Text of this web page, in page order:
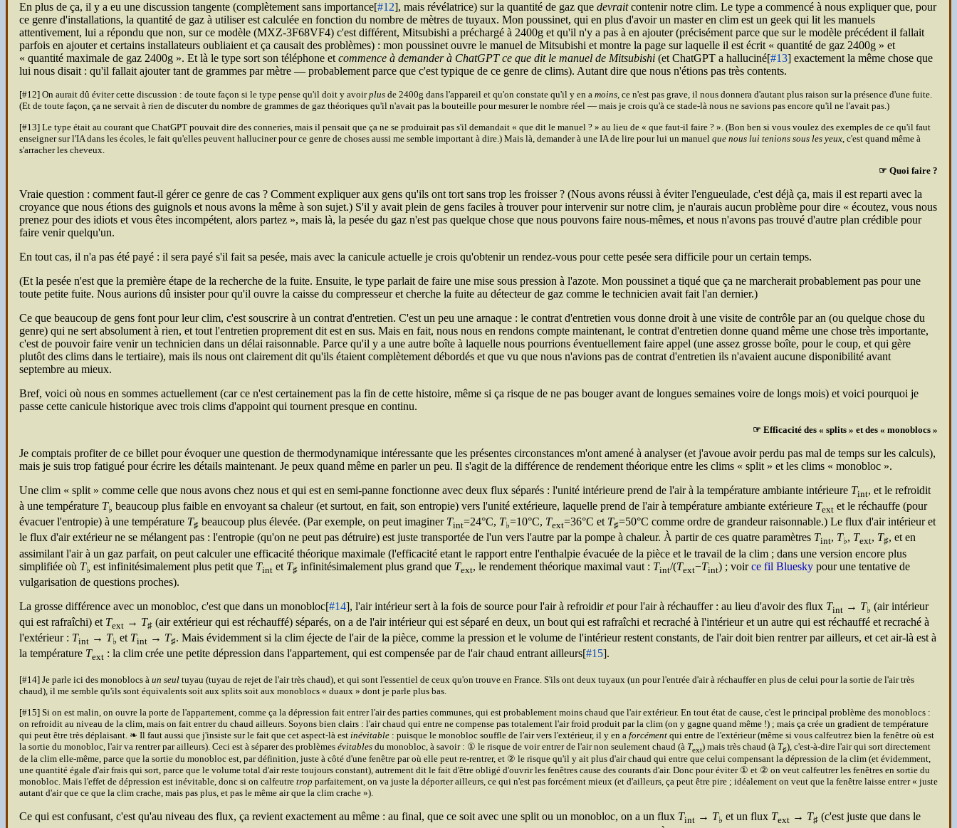
En plus de ça, il y a eu une discussion tangente (complètement sans importance[#12], mais révélatrice) sur la quantité de gaz que devraitcontenir notre clim. Le type a commencé à nous expliquer que, pour
ce genre d'installations, la quantité de gaz à utiliser est calculée en fonction du nombre de mètres de tuyaux. Mon poussinet, qui en plus d'avoir un master en clim est un geek qui lit les manuels
attentivement, lui a répondu que non, sur ce modèle (MXZ-3F68VF4) c'est différent, Mitsubishi a préchargé à 2400g et qu'il n'y a pas à en ajouter (précisément parce que sur le modèle précédent il fallait
parfois en ajouter et certains installateurs oubliaient et ça causait des problèmes) : mon poussinet ouvre le manuel de Mitsubishi et montre la page sur laquelle il est écrit
quantité de gaz 2400g
et
quantité maximale de gaz 2400g
. Et là le type sort son téléphone et commence à demander à ChatGPTce que dit le manuel de Mitsubishi (et ChatGPT a halluciné[#13] exactement la même chose que
lui nous disait : qu'il fallait ajouter tant de grammes par mètre — probablement parce que c'est typique de ce genre de clims). Autant dire que nous n'étions pas très contents.
[#12] On aurait dû éviter cette discussion : de toute façon si le type pense qu'il doit y avoirplus de 2400g dans l'appareil et qu'on constate qu'il y en a moins, ce n'est pas grave, il nous donnera d'autant plus raison sur la présence d'une fuite.
(Et de toute façon, ça ne servait à rien de discuter du nombre de grammes de gaz théoriques qu'il n'avait pas la bouteille pour mesurer le nombre réel — mais je crois qu'à ce stade-là nous ne savions pas encore qu'il ne l'avait pas.)
[#13] Le type était au courant que ChatGPT pouvait dire des conneries, mais il pensait que ça ne se produirait pas s'il demandait que dit le manuel ? au lieu de que faut-il faire ?
. (Bon ben si vous voulez des exemples de ce qu'il faut
enseigner sur l'IA dans les écoles, le fait qu'elles peuvent halluciner pour ce genre de choses aussi me semble important à dire.) Mais là, demander à une IA de lire pour lui un manuel que nous lui tenions sous les yeux , c'est quand même à
s'arracher les cheveux.
☞ Quoi faire ?
Vraie question : comment faut-il gérer ce genre de cas ? Comment expliquer aux gens qu'ils ont tort sans trop les froisser ? (Nous avons réussi à éviter l'engueulade, c'est déjà ça, mais il est reparti avec la
croyance que nous étions des guignols et nous avons la même à son sujet.) S'il y avait plein de gens faciles à trouver pour intervenir sur notre clim, je n'aurais aucun problème pour dire
écoutez, vous nous
prenez pour des idiots et vous êtes incompétent, alors partez
, mais là, la pesée du gaz n'est pas quelque chose que nous pouvons faire nous-mêmes, et nous n'avons pas trouvé d'autre plan crédible pour
faire venir quelqu'un.
En tout cas, il n'a pas été payé : il sera payé s'il fait sa pesée, mais avec la canicule actuelle je crois qu'obtenir un rendez-vous pour cette pesée sera difficile pour un certain temps.
(Et la pesée n'est que la première étape de la recherche de la fuite. Ensuite, le type parlait de faire une mise sous pression à l'azote. Mon poussinet a tiqué que ça ne marcherait probablement pas pour une
toute petite fuite. Nous aurions dû insister pour qu'il ouvre la caisse du compresseur et cherche la fuite au détecteur de gaz comme le technicien avait fait l'an dernier.)
Ce que beaucoup de gens font pour leur clim, c'est souscrire à un contrat d'entretien. C'est un peu une arnaque : le contrat d'entretien vous donne droit à une visite de contrôle par an (ou quelque chose du
genre) qui ne sert absolument à rien, et tout l'entretien proprement dit est en sus. Mais en fait, nous nous en rendons compte maintenant, le contrat d'entretien donne quand même une chose très importante,
c'est de pouvoir faire venir un technicien dans un délai raisonnable. Parce qu'il y a une autre boîte à laquelle nous pourrions éventuellement faire appel (une assez grosse boîte, pour le coup, et qui gère
plutôt des clims dans le tertiaire), mais ils nous ont clairement dit qu'ils étaient complètement débordés et que vu que nous n'avions pas de contrat d'entretien ils n'avaient aucune disponibilité avant
septembre au mieux.
Bref, voici où nous en sommes actuellement (car ce n'est certainement pas la fin de cette histoire, même si ça risque de ne pas bouger avant de longues semaines voire de longs mois) et voici pourquoi je
passe cette canicule historique avec trois clims d'appoint qui tournent presque en continu.
☞ Efficacité des « splits » et des « monoblocs »
Je comptais profiter de ce billet pour évoquer une question de thermodynamique intéressante que les présentes circonstances m'ont amené à analyser (et j'avoue avoir perdu pas mal de temps sur les calculs),
mais je suis trop fatigué pour écrire les détails maintenant. Je peux quand même en parler un peu. Il s'agit de la différence de rendement théorique entre les clims « split » et les clims « monobloc ».
Une clim « split » comme celle que nous avons chez nous et qui est en semi-panne fonctionne avec deux flux séparés : l'unité intérieure prend de l'air à la température ambiante intérieure Tint, et le refroidit
à une température T♭ beaucoup plus faible en envoyant sa chaleur (et surtout, en fait, son entropie) vers l'unité extérieure, laquelle prend de l'air à température ambiante extérieure Text et le réchauffe (pour
évacuer l'entropie) à une température T♯ beaucoup plus élevée. (Par exemple, on peut imaginer Tint=24°C, T♭=10°C, Text=36°C et T♯=50°C comme ordre de grandeur raisonnable.) Le flux d'air intérieur et
le flux d'air extérieur ne se mélangent pas : l'entropie (qu'on ne peut pas détruire) est juste transportée de l'un vers l'autre par la pompe à chaleur. À partir de ces quatre paramètres Tint, T♭, Text, T♯, et en
assimilant l'air à un gaz parfait, on peut calculer une efficacité théorique maximale (l'efficacité etant le rapport entre l'enthalpie évacuée de la pièce et le travail de la clim ; dans une version encore plus
simplifiée où T♭ est infinitésimalement plus petit que Tint et T♯ infinitésimalement plus grand que Text, le rendement théorique maximal vaut : Tint/(Text−Tint) ; voirce fil Bluesky pour une tentative de
vulgarisation de questions proches).
La grosse différence avec un monobloc, c'est que dans un monobloc[#14], l'air intérieur sert à la fois de source pour l'air à refroidiretpour l'air à réchauffer : au lieu d'avoir des flux Tint → T♭ (air intérieur
qui est rafraîchi) et Text → T♯ (air extérieur qui est réchauffé) séparés, on a de l'air intérieur qui est séparé en deux, un bout qui est rafraîchi et recraché à l'intérieur et un autre qui est réchauffé et recraché à
l'extérieur : Tint → T♭ et Tint → T♯. Mais évidemment si la clim éjecte de l'air de la pièce, comme la pression et le volume de l'intérieur restent constants, de l'air doit bien rentrer par ailleurs, et cet air-là est à
la température Text : la clim crée une petite dépression dans l'appartement, qui est compensée par de l'air chaud entrant ailleurs[#15].
[#14] Je parle ici des monoblocs à un seul tuyau (tuyau de rejet de l'air très chaud), et qui sont l'essentiel de ceux qu'on trouve en France. S'ils ont deux tuyaux (un pour l'entrée d'air à réchauffer en plus de celui pour la sortie de l'air très
chaud), il me semble qu'ils sont équivalents soit aux splits soit aux monoblocs « duaux » dont je parle plus bas.
[#15] Si on est malin, on ouvre la porte de l'appartement, comme ça la dépression fait entrer l'air des parties communes, qui est probablement moins chaud que l'air extérieur. En tout état de cause, c'est le principal problème des monoblocs :
on refroidit au niveau de la clim, mais on fait entrer du chaud ailleurs. Soyons bien clairs : l'air chaud qui entre ne compense pas totalement l'air froid produit par la clim (on y gagne quand même !) ; mais ça crée un gradient de température
qui peut être très déplaisant. ❧ Il faut aussi que j'insiste sur le fait que cet aspect-là est inévitable : puisque le monobloc souffle de l'air vers l'extérieur, il y en a forcément qui entre de l'extérieur (même si vous calfeutrez bien la fenêtre où est
la sortie du monobloc, l'air va rentrer par ailleurs). Ceci est à séparer des problèmes évitables du monobloc, à savoir : ① le risque de voir entrer de l'air non seulement chaud (à Text) mais très chaud (à T♯), c'est-à-dire l'air qui sort directement
de la clim elle-même, parce que la sortie du monobloc est, par définition, juste à côté d'une fenêtre par où elle peut re-rentrer, et ② le risque qu'il y ait plus d'air chaud qui entre que celui compensant la dépression de la clim (et évidemment,
une quantité égale d'air frais qui sort, parce que le volume total d'air reste toujours constant), autrement dit le fait d'être obligé d'ouvrir les fenêtres cause des courants d'air. Donc pour éviter ① et ② on veut calfeutrer les fenêtres en sortie du
monobloc. Mais l'effet de dépression est inévitable, donc si on calfeutre trop parfaitement, on va juste la déporter ailleurs, ce qui n'est pas forcément mieux (et d'ailleurs, ça peut être pire ; idéalement on veut que la fenêtre laisse entrer « juste
autant d'air que ce que la clim crache, mais pas plus, et pas le même air que la clim crache »).
Ce qui est confusant, c'est qu'au niveau des flux, ça revient exactement au même : au final, que ce soit avec une split ou un monobloc, on a un flux Tint → T♭ et un flux Text → T♯ (c'est juste que dans le